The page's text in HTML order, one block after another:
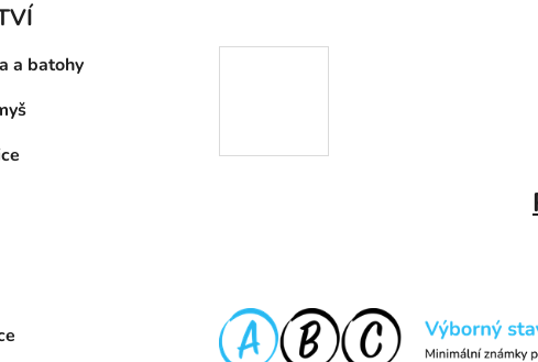
a batohy